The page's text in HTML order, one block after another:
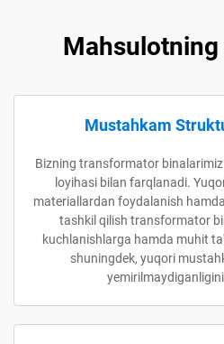
Mustahkam
Bizning transformator
loyihasi bilan farqlanadi.
materiallardan foydalanish
tashkil qilish transformator
kuchlanishlarga hamda muhit
shuningdek, yuqori